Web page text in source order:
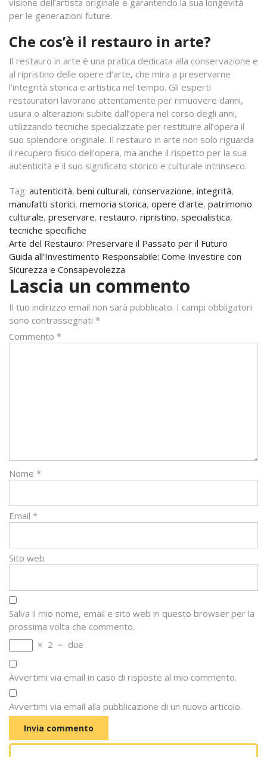
visione dell’artista originale e garantendo la sua longevità
per le generazioni future.
Che cos’è il restauro in arte?
Il restauro in arte è una pratica dedicata alla conservazione e
al ripristino delle opere d’arte, che mira a preservarne
l’integrità storica e artistica nel tempo. Gli esperti
restauratori lavorano attentamente per rimuovere danni,
usura o alterazioni subite dall’opera nel corso degli anni,
utilizzando tecniche specializzate per restituire all’opera il
suo splendore originale. Il restauro in arte non solo riguarda
il recupero fisico dell’opera, ma anche il rispetto per la sua
autenticità e il suo significato storico e culturale intrinseco.
Tag: autenticità, beni culturali, conservazione, integrità,
manufatti storici, memoria storica, opere d'arte, patrimonio
culturale, preservare, restauro, ripristino, specialistica,
tecniche specifiche
Navigazione
articoli
Arte del Restauro: Preservare il Passato per il Futuro
Guida all’Investimento Responsabile: Come Investire con
Sicurezza e Consapevolezza
Lascia un commento
Il tuo indirizzo email non sarà pubblicato. I campi obbligatori
sono contrassegnati *
Commento *
Nome *
Email *
Sito web
Salva il mio nome, email e sito web in questo browser per la
prossima volta che commento.
× 2 = due
Avvertimi via email in caso di risposte al mio commento.
Avvertimi via email alla pubblicazione di un nuovo articolo.